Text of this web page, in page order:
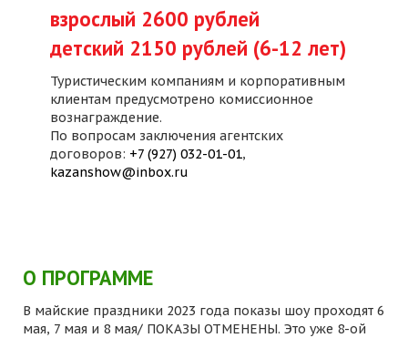
взрослый 2600 рублей
детский 2150 рублей (6-12 лет)
Туристическим компаниям и корпоративным
клиентам предусмотрено комиссионное
вознаграждение.
По вопросам заключения агентских
договоров: +7 (927) 032-01-01,
kazanshow@inbox.ru
О ПРОГРАММЕ
В майские праздники 2023 года показы шоу проходят 6
мая, 7 мая и 8 мая/ ПОКАЗЫ ОТМЕНЕНЫ. Это уже 8-ой